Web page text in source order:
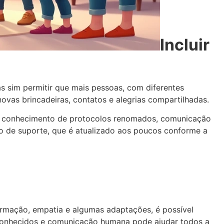
Incluir
sim permitir que mais pessoas, com diferentes
brincadeiras, contatos e alegrias compartilhadas.
de protocolos renomados, comunicação
suporte, que é atualizado aos poucos conforme a
empatia e algumas adaptações, é possível
e comunicação humana pode ajudar todos a